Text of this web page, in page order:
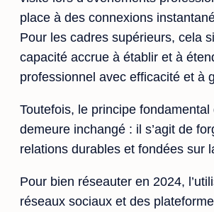
place à des connexions
Pour les cadres supérieurs, cela
capacité accrue à établir et à
professionnel avec efficacité et à
Toutefois, le principe
demeure inchangé : il s’agit de
relations durables et fondées sur
Pour bien réseauter en 2024,
réseaux sociaux et des